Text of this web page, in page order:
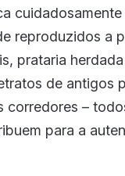
reproduzidos a
prataria
de antigos
corredores –
para a